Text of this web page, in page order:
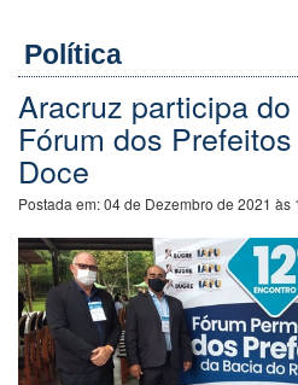
Política
Aracruz participa
Fórum dos
Doce
Postada em:04 de Dezembro de 2021 às